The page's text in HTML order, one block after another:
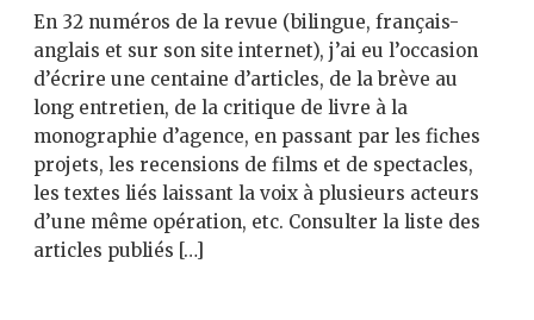
En 32 numéros de la revue (bilingue, français-
anglais et sur son site internet), j’ai eu l’occasion
d’écrire une centaine d’articles, de la brève au
long entretien, de la critique de livre à la
monographie d’agence, en passant par les fiches
projets, les recensions de films et de spectacles,
les textes liés laissant la voix à plusieurs acteurs
d’une même opération, etc. Consulter la liste des
articles publiés […]